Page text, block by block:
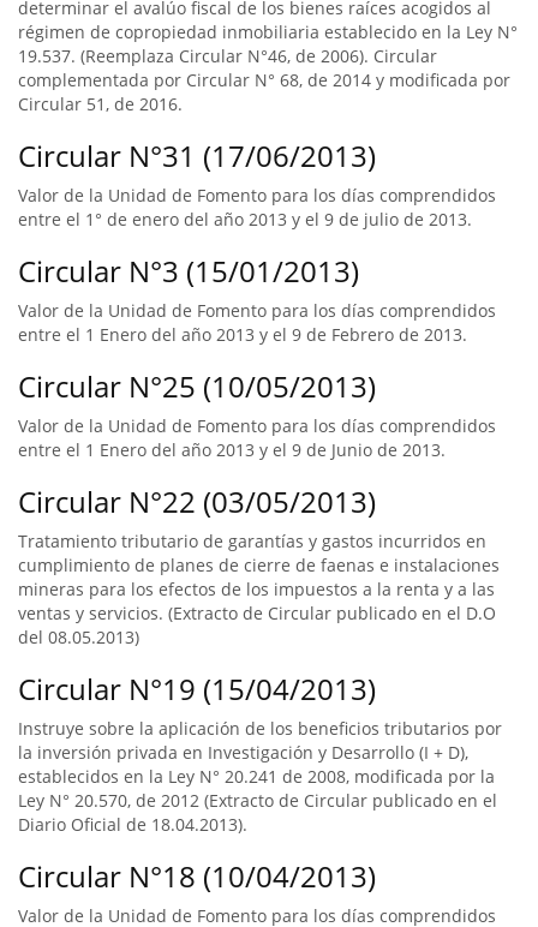
determinar el avalúo fiscal de los bienes raíces acogidos al
régimen de copropiedad inmobiliaria establecido en la Ley N°
19.537. (Reemplaza Circular N°46, de 2006). Circular
complementada por Circular N° 68, de 2014 y modificada por
Circular 51, de 2016.
Circular N°31 (17/06/2013)
Valor de la Unidad de Fomento para los días comprendidos
entre el 1° de enero del año 2013 y el 9 de julio de 2013.
Circular N°3 (15/01/2013)
Valor de la Unidad de Fomento para los días comprendidos
entre el 1 Enero del año 2013 y el 9 de Febrero de 2013.
Circular N°25 (10/05/2013)
Valor de la Unidad de Fomento para los días comprendidos
entre el 1 Enero del año 2013 y el 9 de Junio de 2013.
Circular N°22 (03/05/2013)
Tratamiento tributario de garantías y gastos incurridos en
cumplimiento de planes de cierre de faenas e instalaciones
mineras para los efectos de los impuestos a la renta y a las
ventas y servicios. (Extracto de Circular publicado en el D.O
del 08.05.2013)
Circular N°19 (15/04/2013)
Instruye sobre la aplicación de los beneficios tributarios por
la inversión privada en Investigación y Desarrollo (I + D),
establecidos en la Ley N° 20.241 de 2008, modificada por la
Ley N° 20.570, de 2012 (Extracto de Circular publicado en el
Diario Oficial de 18.04.2013).
Circular N°18 (10/04/2013)
Valor de la Unidad de Fomento para los días comprendidos